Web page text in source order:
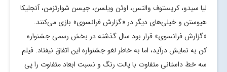
لیا سیدو، کریستوف والتس، اوئن ویلسن، جیسن شوارتزمن، آنجلیکا
هیوستن و خیلی‌های دیگر در «گزارش فرانسوی» بازی می‌کنند.
«گزارش فرانسوی» قرار بود سال گذشته در بخش رسمی جشنواره
کن به نمایش درآید، اما به خاطر لغو جشنواره این اتفاق نیفتاد. فیلم
سه خط داستانی متفاوت با پالت رنگ و نسبت ابعاد متفاوت را پی